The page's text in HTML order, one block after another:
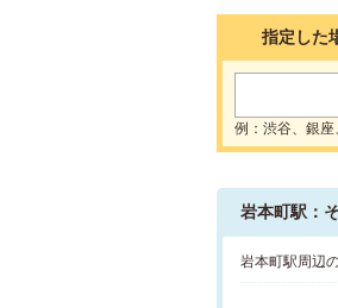
指定した
例：渋谷、銀
岩本町駅：
岩本町駅周辺